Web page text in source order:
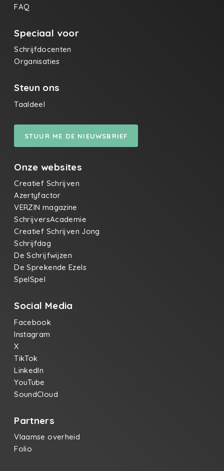
FAQ
Speciaal voor
Schrijfdocenten
Organisaties
Steun ons
Taaldeel
STUUR ME DE NIEUWSBRIEF
Onze websites
Creatief Schrijven
Azertyfactor
VERZIN magazine
SchrijversAcademie
Creatief Schrijven Jong
Schrijfdag
De Schrijfwijzen
De Sprekende Ezels
SpelSpel
Social Media
Facebook
Instagram
X
TikTok
LinkedIn
YouTube
SoundCloud
Partners
Vlaamse overheid
Folio